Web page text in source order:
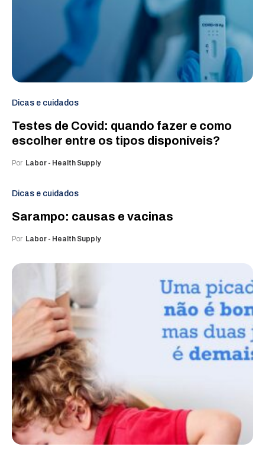
Dicas e cuidados
Testes de Covid: quando fazer e como
escolher entre os tipos disponíveis?
Por Labor - Health Supply
Dicas e cuidados
Sarampo: causas e vacinas
Por Labor - Health Supply